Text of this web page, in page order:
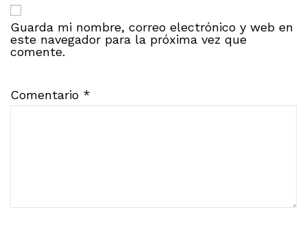
Guarda mi nombre, correo electrónico y web en
este navegador para la próxima vez que
comente.
Comentario *